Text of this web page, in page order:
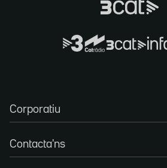
Corporatiu
Contacta'ns